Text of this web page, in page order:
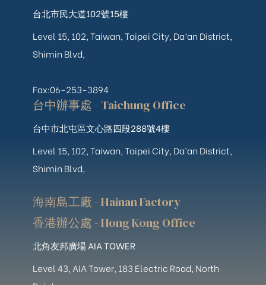
台北市民大道102號15樓
Level 15, 102, Taiwan, Taipei City, Da’an District,
Shimin Blvd,
Fax:06-253-3894
台中辦事處 - Taichung Office
台中市北屯區文心路四段288號4樓
Level 15, 102, Taiwan, Taipei City, Da’an District,
Shimin Blvd,
海南島工廠 - Hainan Factory
香港辦公處 - Hong Kong Office
北角友邦廣場 AIA TOWER
Level 43, AIA Tower, 183 Electric Road, North